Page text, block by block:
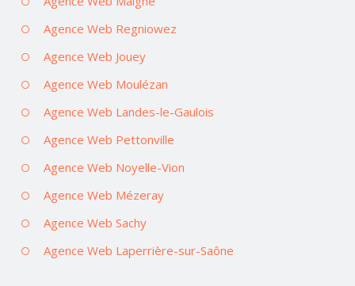
Agence Web Regniowez
Agence Web Jouey
Agence Web Moulézan
Agence Web Landes-le-Gaulois
Agence Web Pettonville
Agence Web Noyelle-Vion
Agence Web Mézeray
Agence Web Sachy
Agence Web Laperrière-sur-Saône